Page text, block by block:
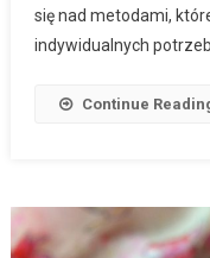
się nad metodami,
indywidualnych
Continue